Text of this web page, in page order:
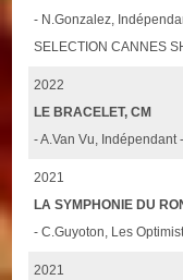
- N.Gonzalez,
SELECTION CANNES
2022
LE BRACELET, CM
- A.Van Vu, Indépendant
2021
LA SYMPHONIE DU
- C.Guyoton, Les
2021